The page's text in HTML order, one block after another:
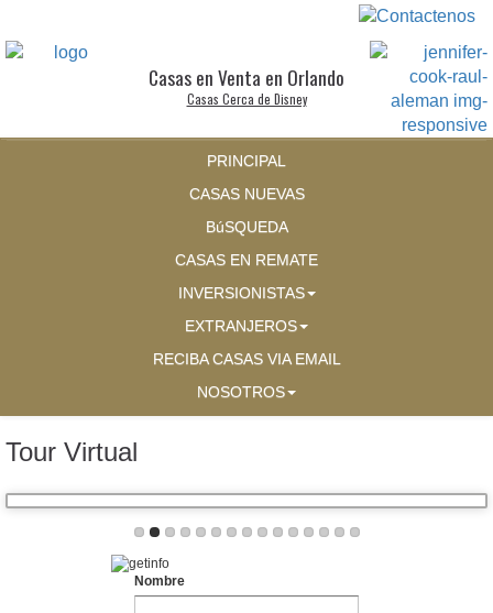
Casas en Venta en Orlando
Casas Cerca de Disney
PRINCIPAL
CASAS NUEVAS
BúSQUEDA
CASAS EN REMATE
INVERSIONISTAS
EXTRANJEROS
RECIBA CASAS VIA EMAIL
NOSOTROS
Tour Virtual
Nombre